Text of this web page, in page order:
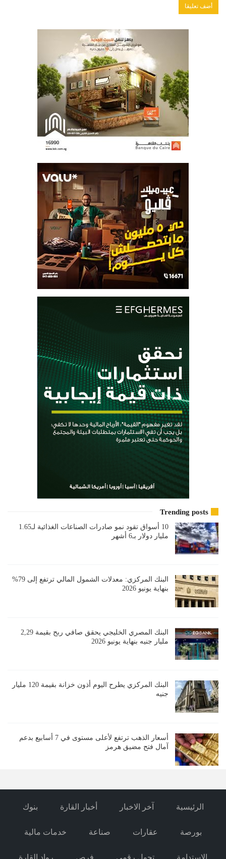
Trending posts
10 أسواق تقود نمو صادرات الصناعات الغذائية لـ1.65
مليار دولار بـ6 أشهر
البنك المركزي: معدلات الشمول المالي ترتفع إلى 79%
بنهاية يونيو 2026
البنك المصري الخليجي يحقق صافي ربح بقيمة 2,29
مليار جنيه بنهاية يونيو 2026
البنك المركزي يطرح اليوم أذون خزانة بقيمة 120 مليار
جنيه
أسعار الذهب ترتفع لأعلى مستوى في 7 أسابيع بدعم
آمال فتح مضيق هرمز
الرئيسية آخر الاخبار أخبار القارة بنوك
بورصة عقارات صناعة خدمات مالية